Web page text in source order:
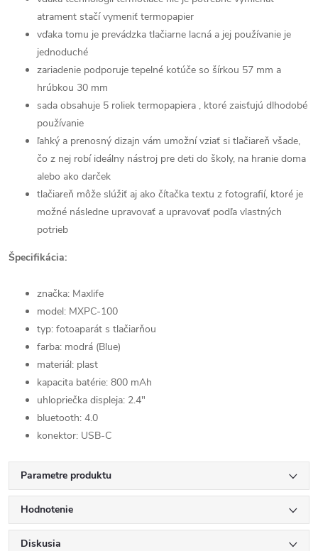
atrament ​​stačí vymeniť termopapier
vďaka tomu je prevádzka tlačiarne lacná a jej používanie je
jednoduché
zariadenie podporuje tepelné kotúče so šírkou 57 mm a
hrúbkou 30 mm
sada obsahuje 5 roliek termopapiera , ktoré zaisťujú dlhodobé
používanie
ľahký a prenosný dizajn vám umožní vziať si tlačiareň všade,
čo z nej robí ideálny nástroj pre deti do školy, na hranie doma
alebo ako darček
tlačiareň môže slúžiť aj ako čítačka textu z fotografií, ktoré je
možné následne upravovať a upravovať podľa vlastných
potrieb
Špecifikácia:
značka: Maxlife
model: MXPC-100
typ: fotoaparát s tlačiarňou
farba: modrá (Blue)
materiál: plast
kapacita batérie: 800 mAh
uhlopriečka displeja: 2.4"
bluetooth: 4.0
konektor: USB-C
Parametre produktu
Hodnotenie
Diskusia